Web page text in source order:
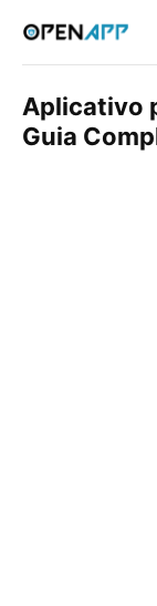
Aplicativo
Guia